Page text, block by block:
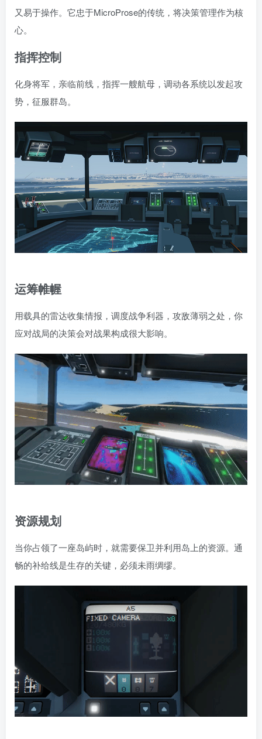
又易于操作。它忠于MicroProse的传统，将决策管理作为核
心。
指挥控制
化身将军，亲临前线，指挥一艘航母，调动各系统以发起攻
势，征服群岛。
运筹帷幄
用载具的雷达收集情报，调度战争利器，攻敌薄弱之处，你
应对战局的决策会对战果构成很大影响。
资源规划
当你占领了一座岛屿时，就需要保卫并利用岛上的资源。通
畅的补给线是生存的关键，必须未雨绸缪。